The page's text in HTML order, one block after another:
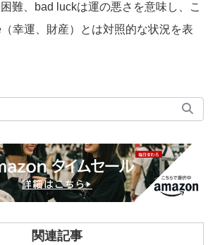
難、bad luckは運の悪さを意味し、こ
幸運、財産）とは対照的な状況を表
関連記事